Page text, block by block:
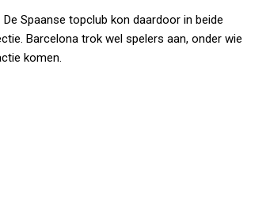
Spaanse topclub kon daardoor in beide
Barcelona trok wel spelers aan, onder wie
komen.